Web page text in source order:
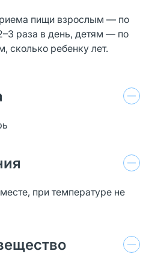
пищи взрослым — по
раза в день, детям — по
сколько ребенку лет.
при температуре не